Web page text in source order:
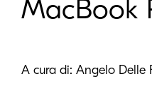
MacBook
A cura di: Angelo Delle